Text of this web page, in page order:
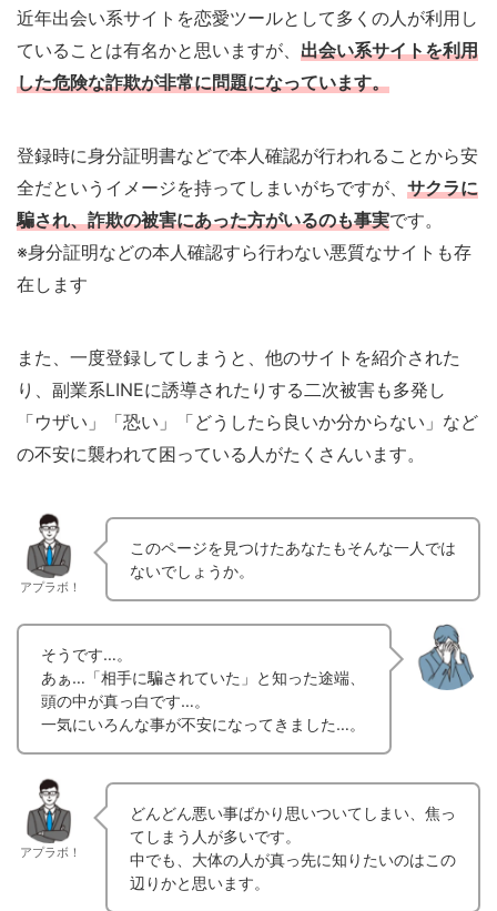
近年出会い系サイトを恋愛ツールとして多くの人が利用し
ていることは有名かと思いますが、 出会い系サイトを利用
した危険な詐欺が非常に問題になっています。
登録時に身分証明書などで本人確認が行われることから安
全だというイメージを持ってしまいがちですが、 サクラに
騙され、詐欺の被害にあった方がいるのも事実です。
※身分証明などの本人確認すら行わない悪質なサイトも存
在します
また、一度登録してしまうと、他のサイトを紹介された
り、副業系LINEに誘導されたりする二次被害も多発し
「ウザい」「恐い」「どうしたら良いか分からない」など
の不安に襲われて困っている人がたくさんいます。
アプラボ！
このページを見つけたあなたもそんな一人では
ないでしょうか。
そうです…。
あぁ…「相手に騙されていた」と知った途端、
頭の中が真っ白です…。
一気にいろんな事が不安になってきました…。
アプラボ！
どんどん悪い事ばかり思いついてしまい、焦っ
てしまう人が多いです。
中でも、大体の人が真っ先に知りたいのはこの
辺りかと思います。